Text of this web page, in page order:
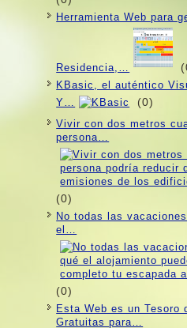
Herramienta Web para
Residencia,…
KBasic, el auténtico
Y…
(0)
Vivir con dos metros
persona…
(0)
No todas las
el…
(0)
Esta Web es un Tesoro
Gratuitas para…